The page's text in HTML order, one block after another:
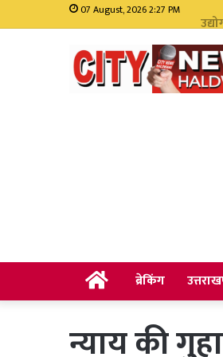
07 August, 2026 2:27 PM
Homeब्रेकिंग
​न्याय की